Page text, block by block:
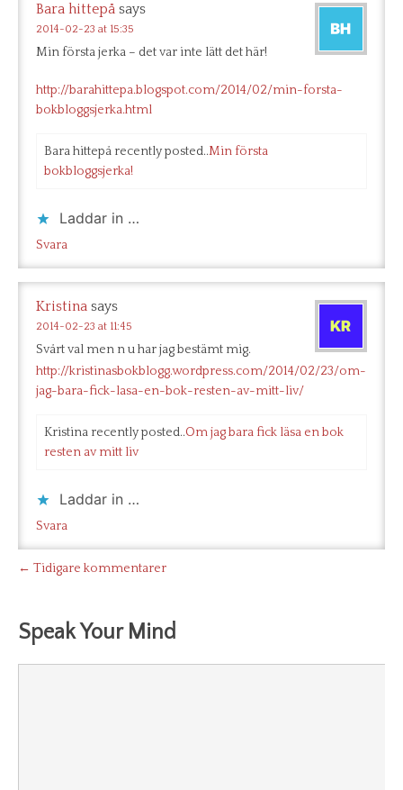
Bara hittepå says
2014-02-23 at 15:35
Min första jerka – det var inte lätt det här!
http://barahittepa.blogspot.com/2014/02/min-forsta-
bokbloggsjerka.html
Bara hittepå recently posted..Min första
bokbloggsjerka!
Laddar in …
Svara
Kristina says
2014-02-23 at 11:45
Svårt val men n u har jag bestämt mig.
http://kristinasbokblogg.wordpress.com/2014/02/23/om-
jag-bara-fick-lasa-en-bok-resten-av-mitt-liv/
Kristina recently posted..Om jag bara fick läsa en bok
resten av mitt liv
Laddar in …
Svara
← Tidigare kommentarer
Speak Your Mind